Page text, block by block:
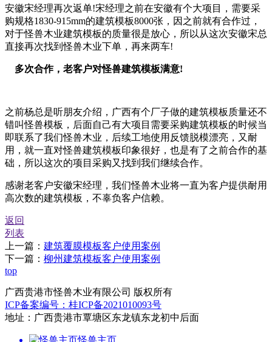
安徽宋经理再次返单!宋经理之前在安徽有个大项目，需要采
购规格1830-915mm的建筑模板8000张，因之前就有合作过，
对于怪兽木业建筑模板的质量很是放心，所以从这次安徽宋总
直接再次找到怪兽木业下单，再来两车!
多次合作，老客户对怪兽建筑模板满意!
之前杨总是听朋友介绍，广西有个厂子做的建筑模板质量还不
错叫怪兽模板，后面自己有大项目需要采购建筑模板的时候当
即联系了我们怪兽木业，后续工地使用反馈脱模漂亮，又耐
用，就一直对怪兽建筑模板印象很好，也是有了之前合作的基
础，所以这次的项目采购又找到我们继续合作。
感谢老客户安徽宋经理，我们怪兽木业将一直为客户提供耐用
高次数的建筑模板，不辜负客户信赖。
返回
列表
上一篇： 建筑覆膜模板客户使用案例
下一篇： 柳州建筑模板客户使用案例
top
广西贵港市怪兽木业有限公司 版权所有
ICP备案编号：桂ICP备2021010093号
地址：广西贵港市覃塘区东龙镇东龙初中后面
怪兽主页